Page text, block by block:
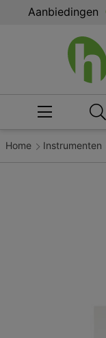
Aanbiedingen
Home Instrumenten